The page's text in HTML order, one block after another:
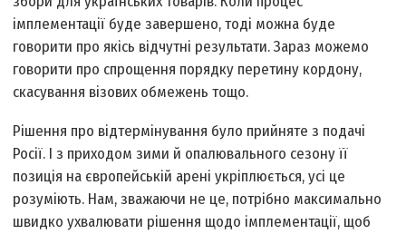
імплементації буде завершено, тоді можна буде
говорити про якісь відчутні результати. Зараз можемо
говорити про спрощення порядку перетину кордону,
скасування візових обмежень тощо.
Рішення про відтермінування було прийняте з подачі
Росії. І з приходом зими й опалювального сезону її
позиція на європейській арені укріплюється, усі це
розуміють. Нам, зважаючи не це, потрібно максимально
швидко ухвалювати рішення щодо імплементації, щоб